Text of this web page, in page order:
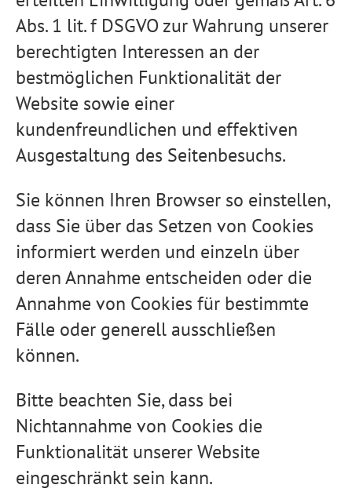
Abs. 1 lit. f DSGVO zur Wahrung unserer
berechtigten Interessen an der
bestmöglichen Funktionalität der
Website sowie einer
kundenfreundlichen und effektiven
Ausgestaltung des Seitenbesuchs.
Sie können Ihren Browser so einstellen,
dass Sie über das Setzen von Cookies
informiert werden und einzeln über
deren Annahme entscheiden oder die
Annahme von Cookies für bestimmte
Fälle oder generell ausschließen
können.
Bitte beachten Sie, dass bei
Nichtannahme von Cookies die
Funktionalität unserer Website
eingeschränkt sein kann.